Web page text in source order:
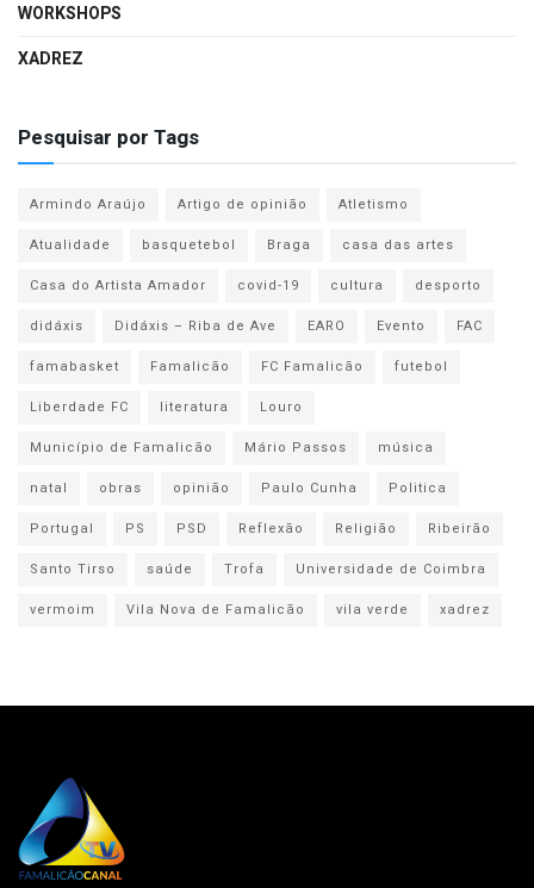
WORKSHOPS
XADREZ
Pesquisar por Tags
Armindo Araújo Artigo de opinião
Atletismo
Atualidade
basquetebol Braga
casa das artes
Casa do Artista Amador
covid-19 cultura
desporto
didáxis
Didáxis – Riba de Ave EARO Evento
FAC
famabasket
Famalicão FC Famalicão
futebol
Liberdade FC
literatura
Louro
Município de Famalicão
Mário Passos
música
natal
obras opinião Paulo Cunha
Politica
Portugal
PS PSD Reflexão Religião
Ribeirão
Santo Tirso
saúde Trofa
Universidade de Coimbra
vermoim
Vila Nova de Famalicão vila verde xadrez